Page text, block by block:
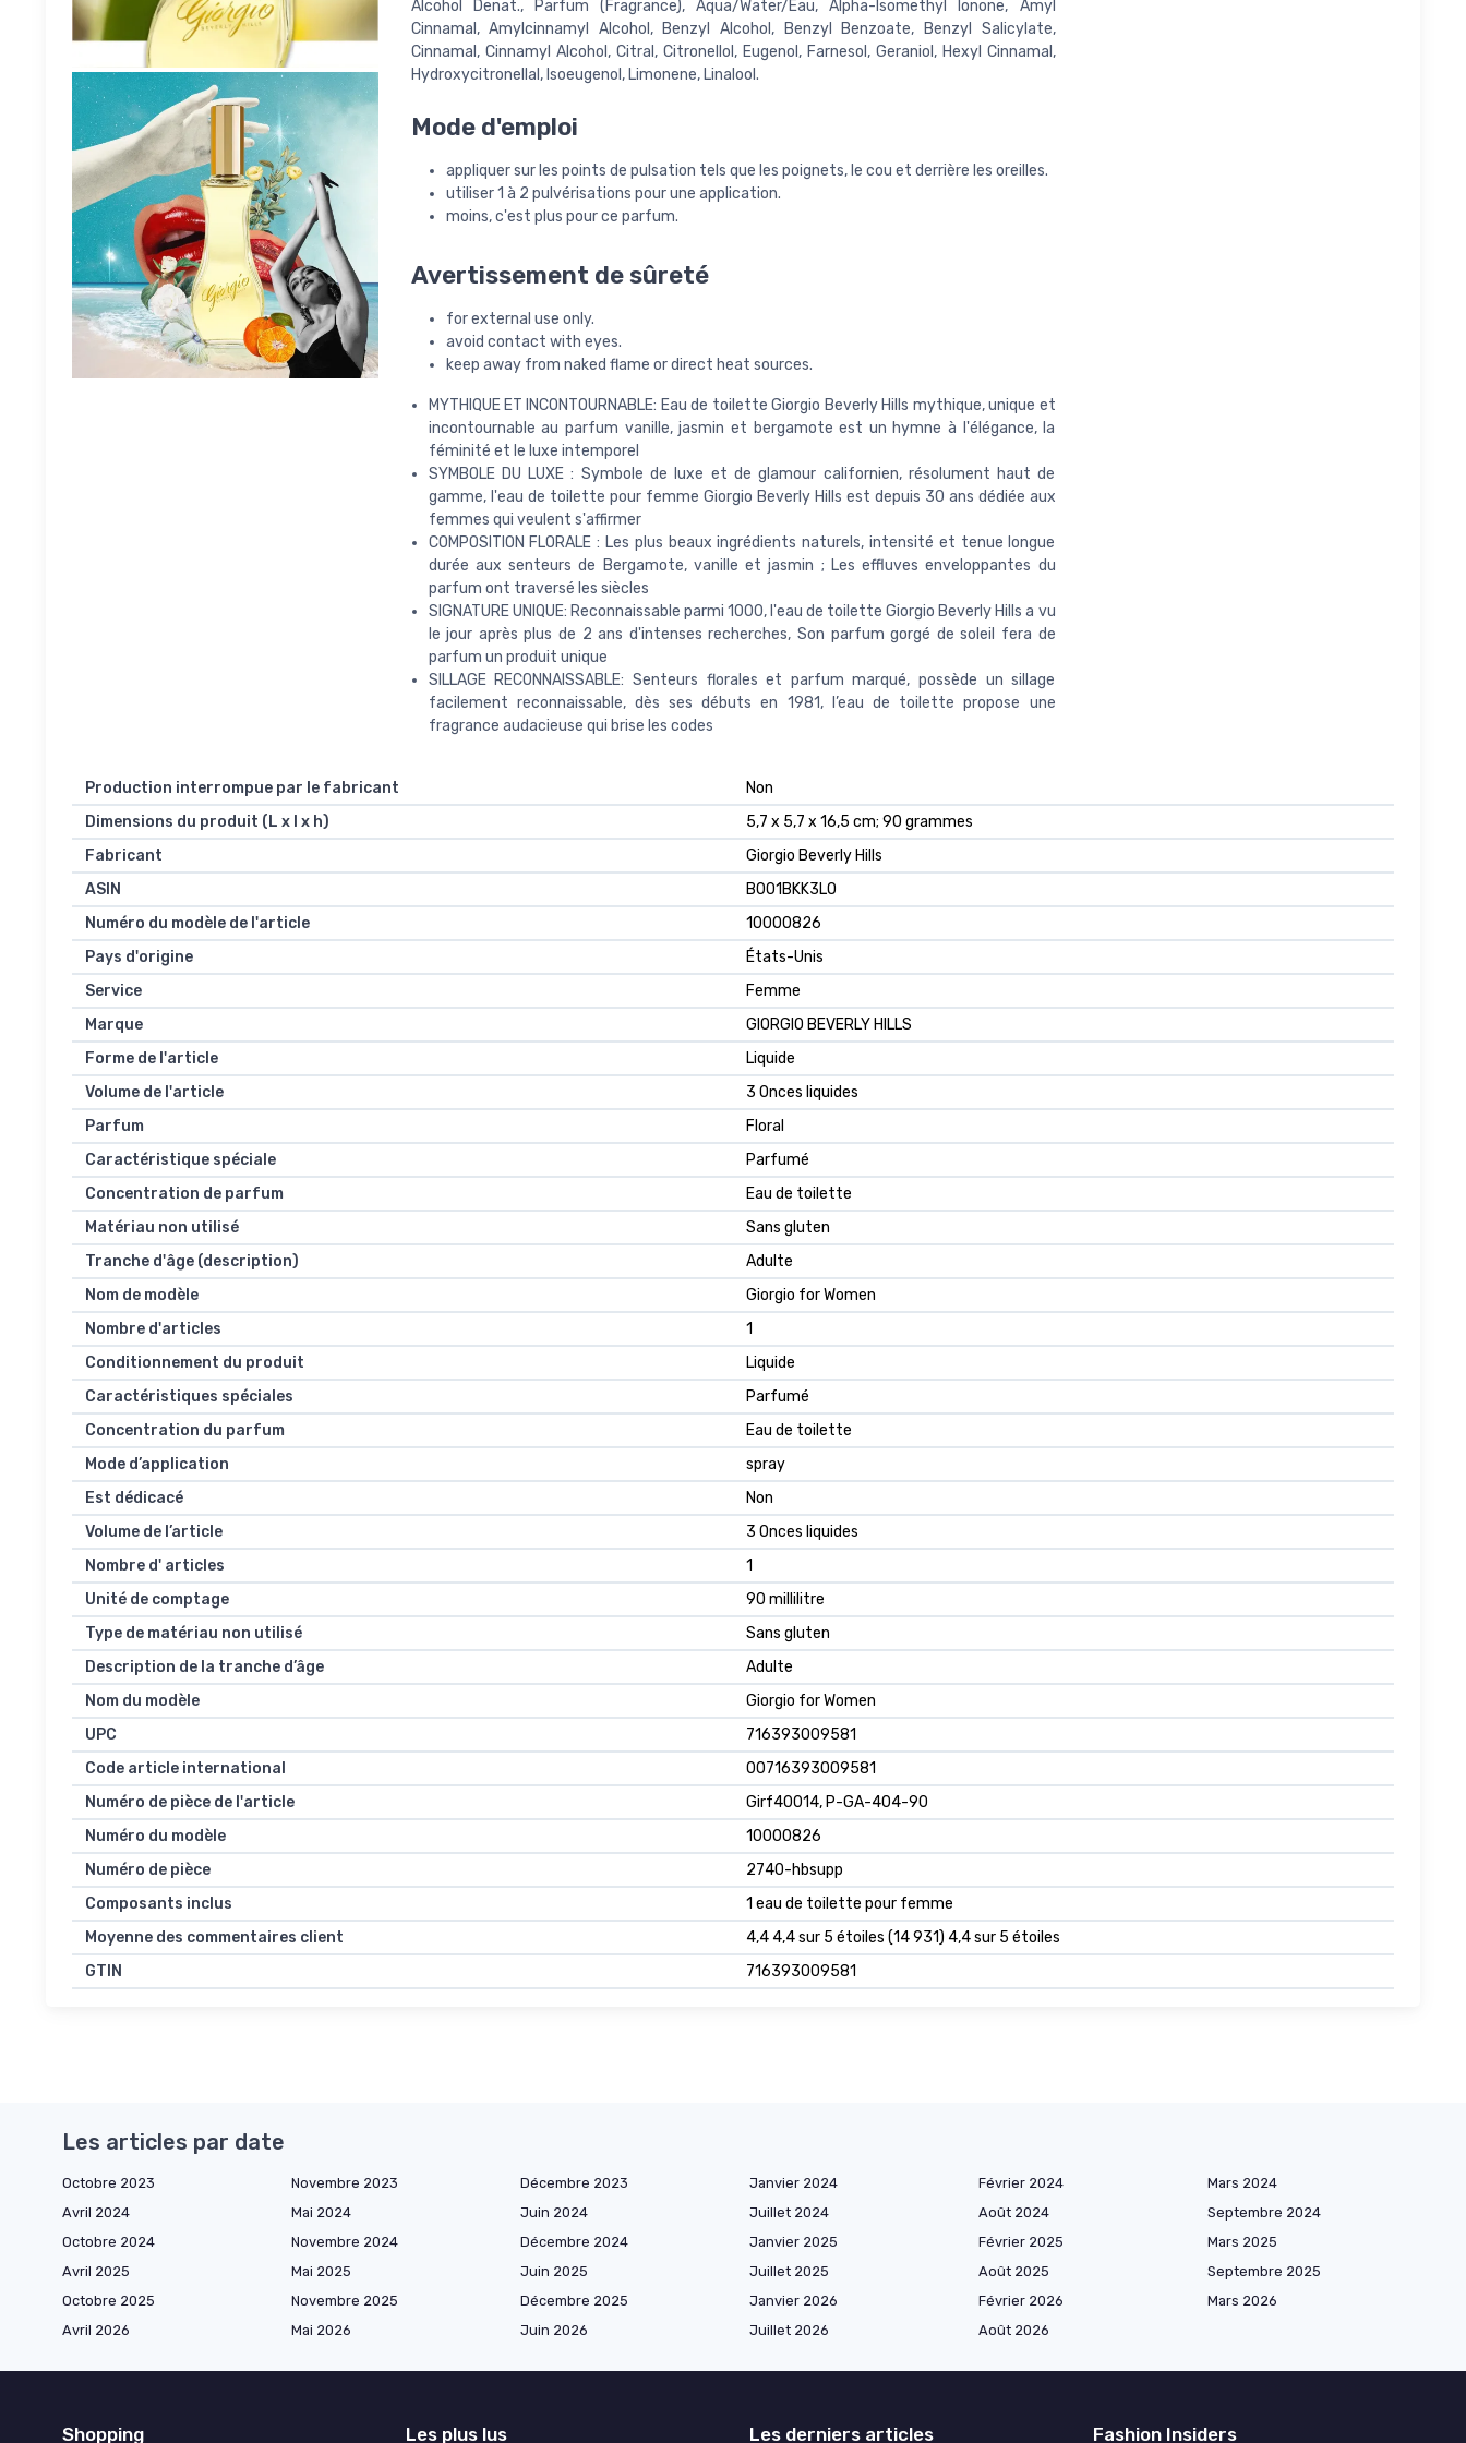
Alcohol Denat., Parfum (Fragrance), Aqua/Water/Eau, Alpha-Isomethyl Ionone, Amyl
Cinnamal, Amylcinnamyl Alcohol, Benzyl Alcohol, Benzyl Benzoate, Benzyl Salicylate,
Cinnamal, Cinnamyl Alcohol, Citral, Citronellol, Eugenol, Farnesol, Geraniol, Hexyl Cinnamal,
Hydroxycitronellal, Isoeugenol, Limonene, Linalool.
Mode d'emploi
appliquer sur les points de pulsation tels que les poignets, le cou et derrière les oreilles.
utiliser 1 à 2 pulvérisations pour une application.
moins, c'est plus pour ce parfum.
Avertissement de sûreté
for external use only.
avoid contact with eyes.
keep away from naked flame or direct heat sources.
MYTHIQUE ET INCONTOURNABLE: Eau de toilette Giorgio Beverly Hills mythique, unique et
incontournable au parfum vanille, jasmin et bergamote est un hymne à l'élégance, la
féminité et le luxe intemporel
SYMBOLE DU LUXE : Symbole de luxe et de glamour californien, résolument haut de
gamme, l'eau de toilette pour femme Giorgio Beverly Hills est depuis 30 ans dédiée aux
femmes qui veulent s'affirmer
COMPOSITION FLORALE : Les plus beaux ingrédients naturels, intensité et tenue longue
durée aux senteurs de Bergamote, vanille et jasmin ; Les effluves enveloppantes du
parfum ont traversé les siècles
SIGNATURE UNIQUE: Reconnaissable parmi 1000, l'eau de toilette Giorgio Beverly Hills a vu
le jour après plus de 2 ans d'intenses recherches, Son parfum gorgé de soleil fera de
parfum un produit unique
SILLAGE RECONNAISSABLE: Senteurs florales et parfum marqué, possède un sillage
facilement reconnaissable, dès ses débuts en 1981, l’eau de toilette propose une
fragrance audacieuse qui brise les codes
Production interrompue par le fabricant
Non
Dimensions du produit (L x l x h)
5,7 x 5,7 x 16,5 cm; 90 grammes
Fabricant
Giorgio Beverly Hills
ASIN
B001BKK3LO
Numéro du modèle de l'article
10000826
Pays d'origine
États-Unis
Service
Femme
Marque
GIORGIO BEVERLY HILLS
Forme de l'article
Liquide
Volume de l'article
3 Onces liquides
Parfum
Floral
Caractéristique spéciale
Parfumé
Concentration de parfum
Eau de toilette
Matériau non utilisé
Sans gluten
Tranche d'âge (description)
Adulte
Nom de modèle
Giorgio for Women
Nombre d'articles
1
Conditionnement du produit
Liquide
Caractéristiques spéciales
Parfumé
Concentration du parfum
Eau de toilette
Mode d’application
spray
Est dédicacé
Non
Volume de l’article
3 Onces liquides
Nombre d' articles
1
Unité de comptage
90 millilitre
Type de matériau non utilisé
Sans gluten
Description de la tranche d’âge
Adulte
Nom du modèle
Giorgio for Women
UPC
716393009581
Code article international
00716393009581
Numéro de pièce de l'article
Girf40014, P-GA-404-90
Numéro du modèle
10000826
Numéro de pièce
2740-hbsupp
Composants inclus
1 eau de toilette pour femme
Moyenne des commentaires client
4,4 4,4 sur 5 étoiles (14 931) 4,4 sur 5 étoiles
GTIN
716393009581
Les articles par date
Octobre 2023 Novembre 2023 Décembre 2023 Janvier 2024 Février 2024
Mars 2024
Avril 2024
Mai 2024 Juin 2024 Juillet 2024 Août 2024
Septembre 2024
Octobre 2024
Novembre 2024 Décembre 2024 Janvier 2025 Février 2025
Mars 2025
Avril 2025
Mai 2025 Juin 2025 Juillet 2025 Août 2025
Septembre 2025
Octobre 2025
Novembre 2025 Décembre 2025 Janvier 2026 Février 2026
Mars 2026
Avril 2026
Mai 2026 Juin 2026 Juillet 2026 Août 2026
Shopping Les plus lus Les derniers articles Fashion Insiders